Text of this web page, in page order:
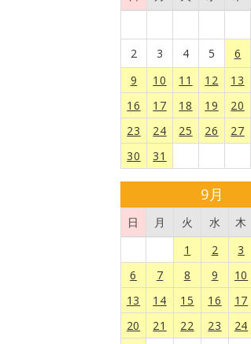
2
3 4 5 6
9
10 11 12 13
16
17 18 19 20
23
24 25 26 27
30
31
9月
日 月 火 水 木
1
2 3
6
7 8 9 10
13
14 15 16 17
20
21 22 23 24